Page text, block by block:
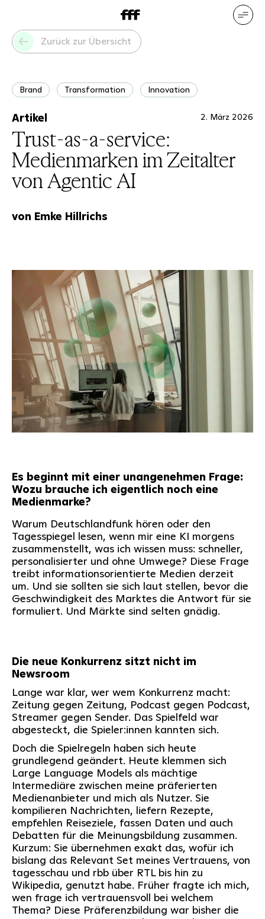
Unsere Leistungen
ReferenzenWer wir sind
DE EN
Zurück zur Übersicht
Brand Transformation Innovation
Artikel 2. März 2026
Trust-as-a-service:
Medienmarken im Zeitalter
von Agentic AI
von Emke Hillrichs
Es beginnt mit einer unangenehmen Frage:
Wozu brauche ich eigentlich noch eine
Medienmarke?
Warum Deutschlandfunk hören oder den
Tagesspiegel lesen, wenn mir eine KI morgens
zusammenstellt, was ich wissen muss: schneller,
personalisierter und ohne Umwege? Diese Frage
treibt informationsorientierte Medien derzeit
um. Und sie sollten sie sich laut stellen, bevor die
Geschwindigkeit des Marktes die Antwort für sie
formuliert. Und Märkte sind selten gnädig.
Die neue Konkurrenz sitzt nicht im
Newsroom
Lange war klar, wer wem Konkurrenz macht:
Zeitung gegen Zeitung, Podcast gegen Podcast,
Streamer gegen Sender. Das Spielfeld war
abgesteckt, die Spieler:innen kannten sich.
Doch die Spielregeln haben sich heute
grundlegend geändert. Heute klemmen sich
Large Language Models als mächtige
Intermediäre zwischen meine präferierten
Medienanbieter und mich als Nutzer. Sie
kompilieren Nachrichten, liefern Rezepte,
empfehlen Reiseziele, fassen Daten und auch
Debatten für die Meinungsbildung zusammen.
Kurzum: Sie übernehmen exakt das, wofür ich
bislang das Relevant Set meines Vertrauens, von
tagesschau und rbb über RTL bis hin zu
Wikipedia, genutzt habe. Früher fragte ich mich,
wen frage ich vertrauensvoll bei welchem
Thema? Diese Präferenzbildung war bisher die